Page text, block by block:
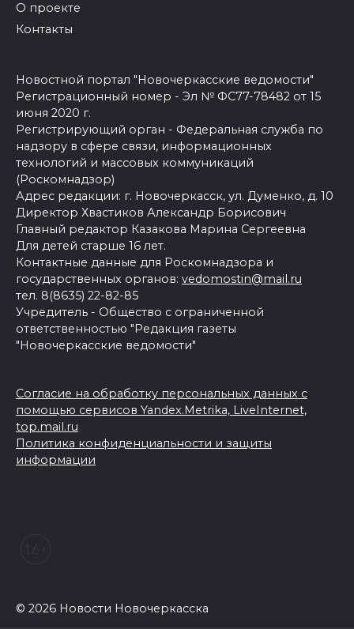
О проекте
Контакты
Новостной портал "Новочеркасские ведомости"
Регистрационный номер - Эл № ФС77-78482 от 15
июня 2020 г.
Регистрирующий орган - Федеральная служба по
надзору в сфере связи, информационных
технологий и массовых коммуникаций
(Роскомнадзор)
Адрес редакции: г. Новочеркасск, ул. Думенко, д. 10
Директор Хвастиков Александр Борисович
Главный редактор Казакова Марина Сергеевна
Для детей старше 16 лет.
Контактные данные для Роскомнадзора и
государственных органов: vedomostin@mail.ru
тел. 8(8635) 22-82-85
Учредитель - Общество с ограниченной
ответственностью "Редакция газеты
"Новочеркасские ведомости"
Согласие на обработку персональных данных с
помощью сервисов Yandex.Metrika, LiveInternet,
top.mail.ru
Политика конфиденциальности и защиты
информации
© 2026 Новости Новочеркасска